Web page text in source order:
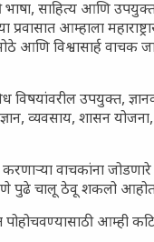
साहित्य आणि
आम्हाला
विश्वासार्ह वाचक
विषयांवरील उपयुक्त,
व्यवसाय, शासन
वाचकांना
पुढे चालू ठेवू शकलो
पोहोचवण्यासाठी आम्ही